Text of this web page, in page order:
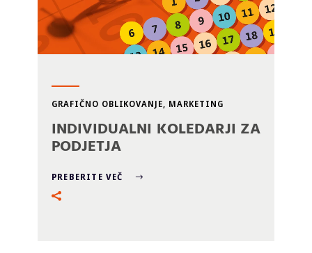
GRAFIČNO OBLIKOVANJE, MARKETING
INDIVIDUALNI KOLEDARJI ZA
PODJETJA
PREBERITE VEČ